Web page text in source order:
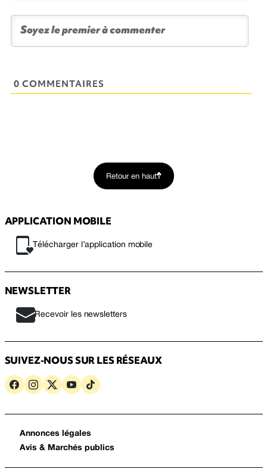
0 COMMENTAIRES
Retour en haut
APPLICATION MOBILE
Télécharger l’application mobile
NEWSLETTER
Recevoir les newsletters
SUIVEZ-NOUS SUR LES RÉSEAUX
Annonces légales
Avis & Marchés publics